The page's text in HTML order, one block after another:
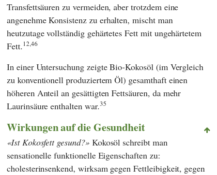
Transfettsäuren zu vermeiden, aber trotzdem eine
angenehme Konsistenz zu erhalten, mischt man
heutzutage vollständig gehärtetes Fett mit ungehärtetem
Fett.12,46
In einer Untersuchung zeigte Bio-Kokosöl (im Vergleich
zu konventionell produziertem Öl) gesamthaft einen
höheren Anteil an gesättigten Fettsäuren, da mehr
Laurinsäure enthalten war.35
Wirkungen auf die Gesundheit
Ist Kokosfett gesund? Kokosöl schreibt man
sensationelle funktionelle Eigenschaften zu:
cholesterinsenkend, wirksam gegen Fettleibigkeit, gegen